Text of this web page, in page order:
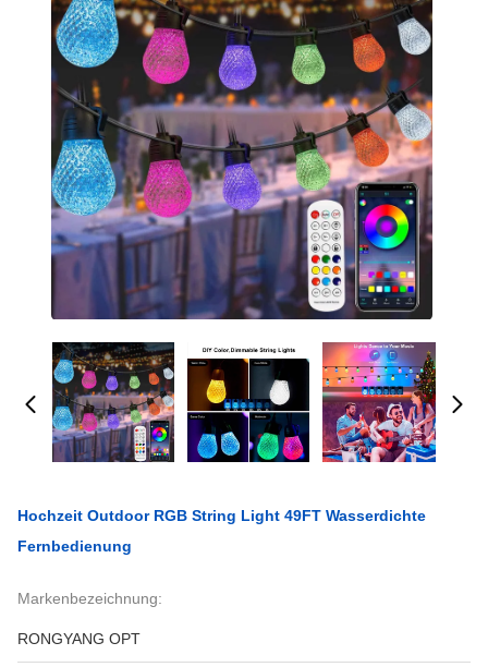
Hochzeit Outdoor RGB String Light 49FT Wasserdichte
Fernbedienung
Markenbezeichnung:
RONGYANG OPT